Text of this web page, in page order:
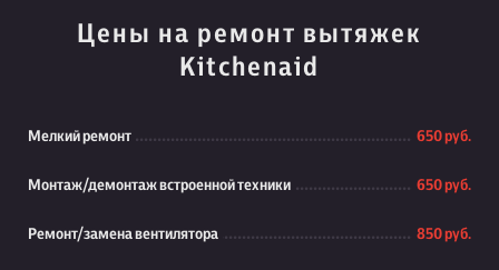
Цены на ремонт вытяжек
Kitchenaid
Мелкий ремонт 650 руб.
Монтаж/демонтаж встроенной техники 650 руб.
Ремонт/замена вентилятора 850 руб.